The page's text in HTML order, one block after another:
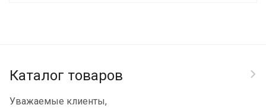
Каталог товаров
Уважаемые клиенты,